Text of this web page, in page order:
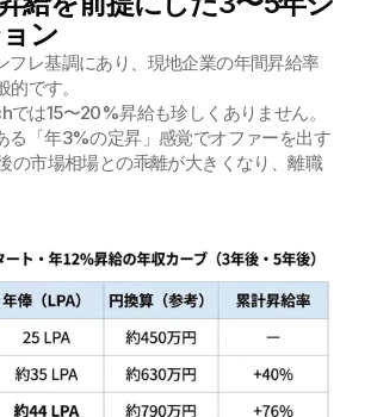
ン
フレ基調にあり、現地企業の年間昇給率
です。
では15〜20%昇給も珍しくありません。
る「年3%の定昇」感覚でオファーを出す
の市場相場との乖離が大きくなり、離職